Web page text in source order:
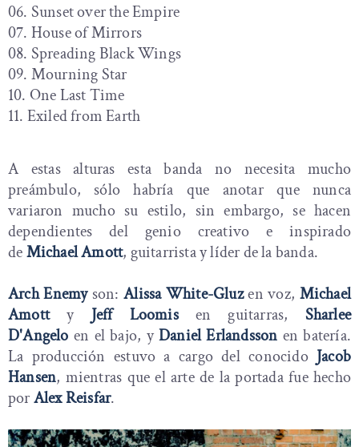
06. Sunset over the Empire
07. House of Mirrors
08. Spreading Black Wings
09. Mourning Star
10. One Last Time
11. Exiled from Earth
A estas alturas esta banda no necesita mucho
preámbulo, sólo habría que anotar que nunca
variaron mucho su estilo, sin embargo, se hacen
dependientes del genio creativo e inspirado
deMichael Amott, guitarrista y líder de la banda.
Arch Enemy son: Alissa White-Gluz en voz, Michael
Amott
y Jeff Loomis en guitarras,
Sharlee
D'Angelo en el bajo, y Daniel Erlandsson en batería.
La producción estuvo a cargo del conocido Jacob
Hansen, mientras que el arte de la portada fue hecho
porAlex Reisfar.